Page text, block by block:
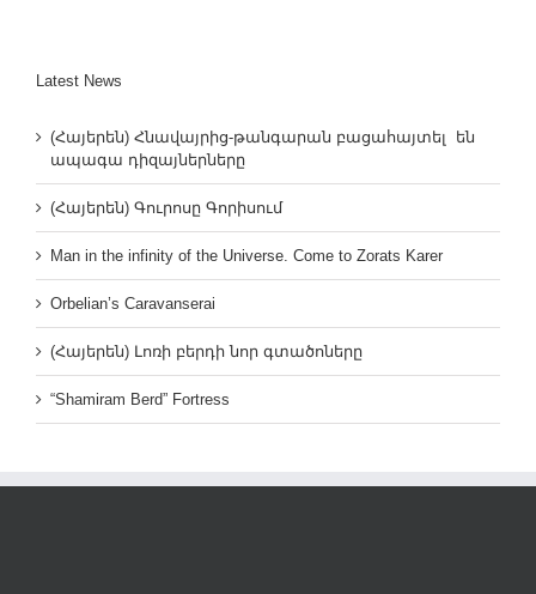
Latest News
(Հայերեն) Հնավայրից-թանգարան բացահայտել են
ապագա դիզայներները
(Հայերեն) Գուրոսը Գորիսում
Man in the infinity of the Universe. Come to Zorats Karer
Orbelian’s Caravanserai
(Հայերեն) Լոռի բերդի նոր գտածոները
“Shamiram Berd” Fortress